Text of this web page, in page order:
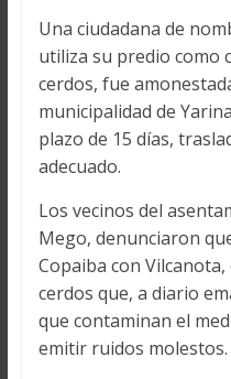
Una ciudadana de
utiliza su predio como
cerdos, fue
municipalidad de
plazo de 15 días,
adecuado.
Los vecinos del
Mego, denunciaron
Copaiba con
cerdos que, a diario
que contaminan el
emitir ruidos molestos.